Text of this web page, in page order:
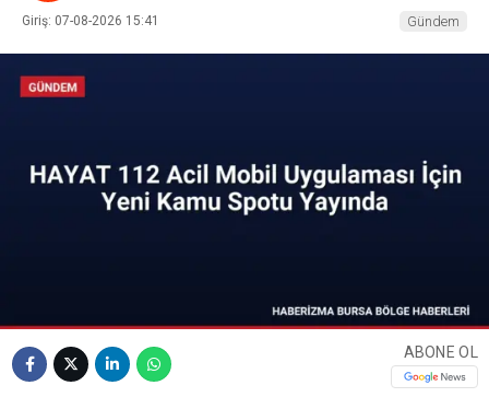
Giriş: 07-08-2026 15:41 Gündem
ABONE OL